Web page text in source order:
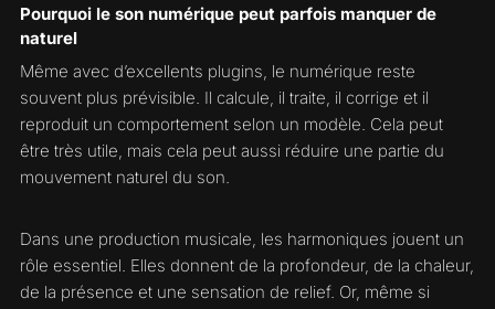
Pourquoi le son numérique peut parfois manquer de
naturel
Même avec d’excellents plugins, le numérique reste
souvent plus prévisible. Il calcule, il traite, il corrige et il
reproduit un comportement selon un modèle. Cela peut
être très utile, mais cela peut aussi réduire une partie du
mouvement naturel du son.
Dans une production musicale, les harmoniques jouent un
rôle essentiel. Elles donnent de la profondeur, de la chaleur,
de la présence et une sensation de relief. Or, même si